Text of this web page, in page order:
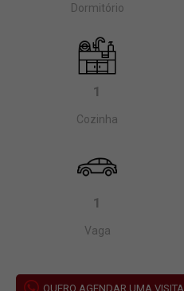
Dormitório
1
Cozinha
1
Vaga
QUERO AGENDAR UMA VISITA